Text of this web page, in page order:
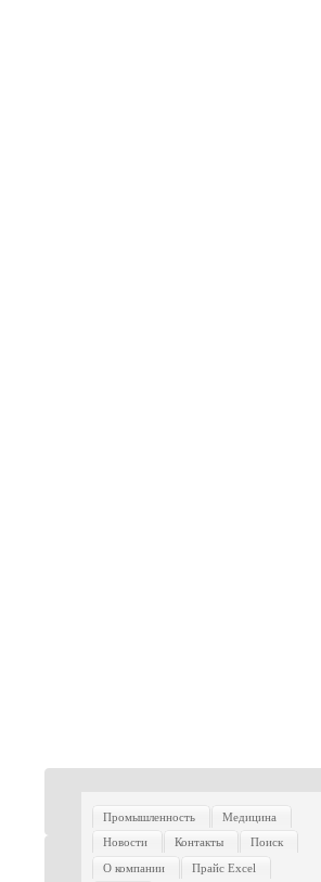
Промышленность
Медицина
Новости
Контакты
Поиск
О компании
Прайс Excel